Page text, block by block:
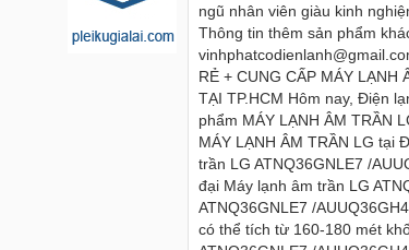
ngũ nhân viên giàu kinh
Thông tin thêm sản phẩm
RẺ + CUNG CẤP MÁY LẠNH
TẠI TP.HCM Hôm nay, Điện
phẩm MÁY LẠNH ÂM TRẦN
MÁY LẠNH ÂM TRẦN LG tại
trần LG ATNQ36GNLE7 /
đại Máy lạnh âm trần LG
ATNQ36GNLE7 /
có thể tích từ 160-180 mét